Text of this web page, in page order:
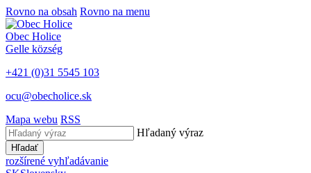
Rovno na obsah Rovno na menu
Obec Holice
Gelle község
+421 (0)31 5545 103
ocu@obecholice.sk
Mapa webu RSS
Hľadaný výraz
Hľadať
rozšírené vyhľadávanie